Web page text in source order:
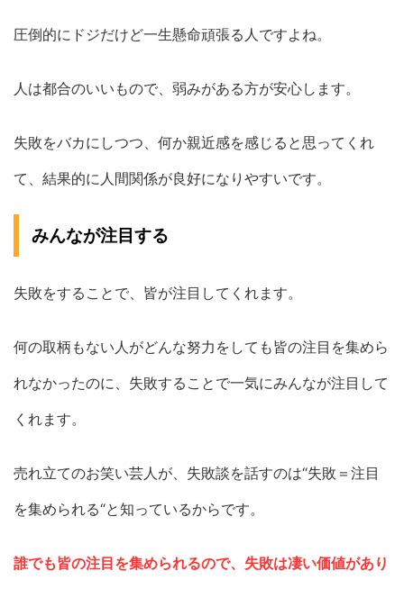
圧倒的にドジだけど一生懸命頑張る人ですよね。
人は都合のいいもので、弱みがある方が安心します。
失敗をバカにしつつ、何か親近感を感じると思ってくれ
て、結果的に人間関係が良好になりやすいです。
みんなが注目する
失敗をすることで、皆が注目してくれます。
何の取柄もない人がどんな努力をしても皆の注目を集めら
れなかったのに、失敗することで一気にみんなが注目して
くれます。
売れ立てのお笑い芸人が、失敗談を話すのは“失敗＝注目
を集められる“と知っているからです。
誰でも皆の注目を集められるので、失敗は凄い価値があり